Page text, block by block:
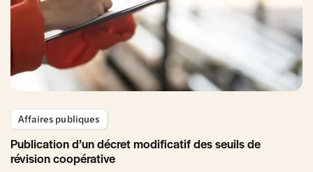
Affaires publiques
Publication d’un décret modificatif des seuils de
révision coopérative